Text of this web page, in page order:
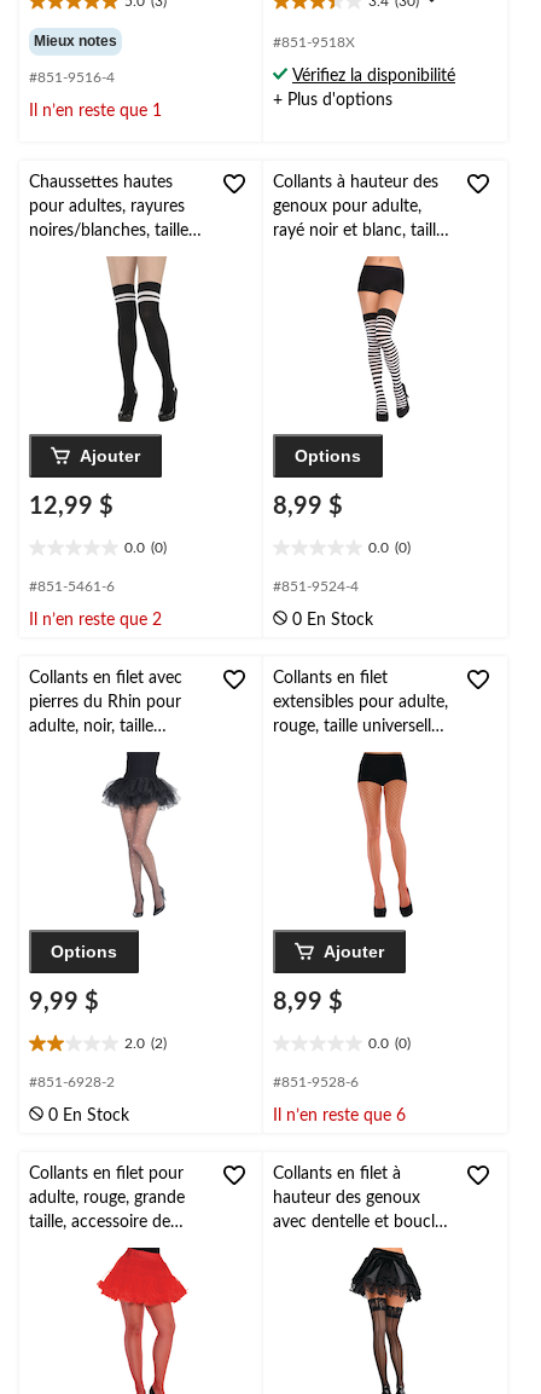
5.0
étoile(s)
sur
5.
3
Mieux notes
#851-9516-4
Il n’en reste que 1
3.4
étoile(s)
5.
30
#851-9518X
Vérifiez la disponibilité
+ Plus d'options
Chaussettes hautes
pour adultes, rayures
noires/blanches, taille
unique, accessoire de
costume à porter pour
Ajouter
12,99 $
0.0 (0)
étoile(s)
5.
#851-5461-6
Il n’en reste que 2
Collants à hauteur des
genoux pour adulte,
rayé noir et blanc, taille
universelle, accessoire
de costume à porter
pour l'Halloween
Options
8,99 $
0.0 (0)
étoile(s)
5.
#851-9524-4
0 En Stock
Collants en filet avec
pierres du Rhin pour
adulte, noir, taille
unique, accessoire de
costume à porter pour
l'Halloween
Options
9,99 $
2.0 (2)
2.0
étoile(s)
5.
évaluations
#851-6928-2
0 En Stock
Collants en filet
extensibles pour adulte,
rouge, taille universelle,
accessoire de costume
à porter pour
Ajouter
8,99 $
0.0 (0)
étoile(s)
5.
#851-9528-6
Il n’en reste que 6
Collants en filet pour
adulte, rouge, grande
taille, accessoire de
costume à porter pour
l'Halloween
Collants en filet à
hauteur des genoux
avec dentelle et boucle,
adulte, noir, taille
universelle, accessoire
de costume à porter
pour l'Halloween